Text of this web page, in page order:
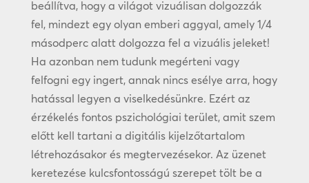
beállítva, hogy a világot vizuálisan dolgozzák
fel, mindezt egy olyan emberi aggyal, amely 1/4
másodperc alatt dolgozza fel a vizuális jeleket!
Ha azonban nem tudunk megérteni vagy
felfogni egy ingert, annak nincs esélye arra, hogy
hatással legyen a viselkedésünkre. Ezért az
érzékelés fontos pszichológiai terület, amit szem
előtt kell tartani a digitális kijelzőtartalom
létrehozásakor és megtervezésekor. Az üzenet
keretezése kulcsfontosságú szerepet tölt be a